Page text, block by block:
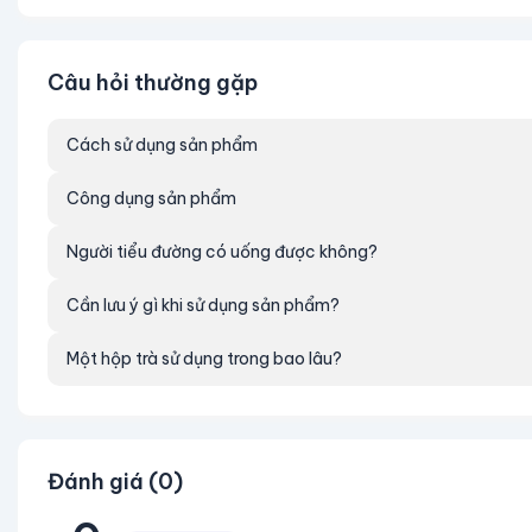
🌸Chúng tôi đã tiến hành nghiên cứu và thử
làm mềm vải, mà còn không gây kích ứng
🌸Với sự phát triển và cải tiến không
và chất lượng nhất, và hy vọng sẽ nhận
Câu hỏi thường gặp
Cách sử dụng sản phẩm
Công dụng sản phẩm
Người tiểu đường có uống được không?
Cần lưu ý gì khi sử dụng sản phẩm?
Một hộp trà sử dụng trong bao lâu?
Đánh giá (0)